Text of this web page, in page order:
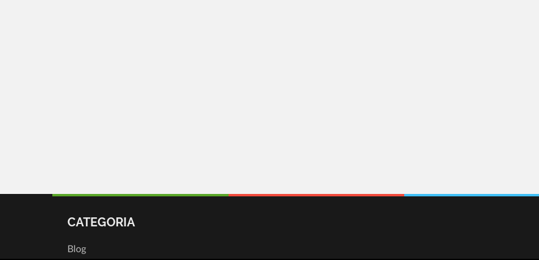
CATEGORIA
Blog